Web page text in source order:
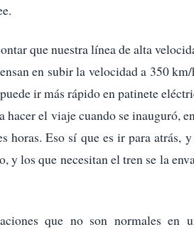
que nuestra línea de alta
en subir la velocidad a 350
ir más rápido en patinete
el viaje cuando se inauguró,
horas. Eso sí que es ir para atrás,
y los que necesitan el tren se la
que no son normales en